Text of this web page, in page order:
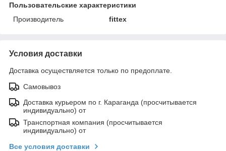
Пользовательские характеристики
Производитель
fittex
Условия доставки
Доставка осуществляется только по предоплате.
Самовывоз
Доставка курьером по г. Караганда (просчитывается
индивидуально) от
Транспортная компания (просчитывается
индивидуально) от
Все условия доставки